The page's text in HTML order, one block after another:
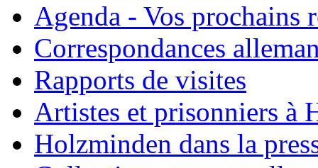
Agenda - Vos prochains
Correspondances
Rapports de visites
Artistes et prisonniers à
Holzminden dans la